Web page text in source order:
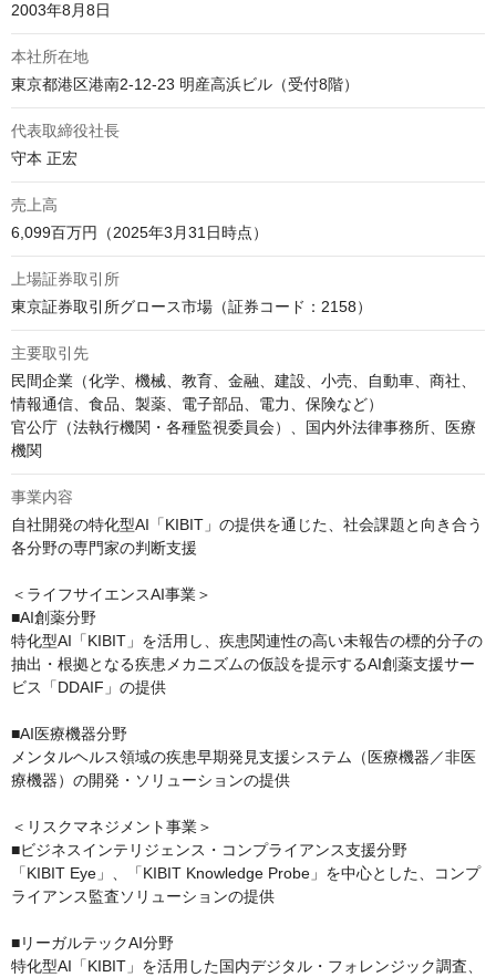
2003年8月8日
本社所在地
東京都港区港南2-12-23 明産高浜ビル（受付8階）
代表取締役社長
守本 正宏
売上高
6,099百万円（2025年3月31日時点）
上場証券取引所
東京証券取引所グロース市場（証券コード：2158）
主要取引先
民間企業（化学、機械、教育、金融、建設、小売、自動車、商社、
情報通信、食品、製薬、電子部品、電力、保険など）
官公庁（法執行機関・各種監視委員会）、国内外法律事務所、医療
機関
事業内容
自社開発の特化型AI「KIBIT」の提供を通じた、社会課題と向き合う
各分野の専門家の判断支援
＜ライフサイエンスAI事業＞
■AI創薬分野
特化型AI「KIBIT」を活用し、疾患関連性の高い未報告の標的分子の
抽出・根拠となる疾患メカニズムの仮設を提示するAI創薬支援サー
ビス「DDAIF」の提供
■AI医療機器分野
メンタルヘルス領域の疾患早期発見支援システム（医療機器／非医
療機器）の開発・ソリューションの提供
＜リスクマネジメント事業＞
■ビジネスインテリジェンス・コンプライアンス支援分野
「KIBIT Eye」、「KIBIT Knowledge Probe」を中心とした、コンプ
ライアンス監査ソリューションの提供
■リーガルテックAI分野
特化型AI「KIBIT」を活用した国内デジタル・フォレンジック調査、